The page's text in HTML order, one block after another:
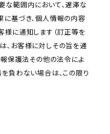
な範囲内において、遅滞な
に基づき、個人情報の内容
様に通知します（訂正等を
、お客様に対しその旨を通
報保護法その他の法令によ
負わない場合は、この限り